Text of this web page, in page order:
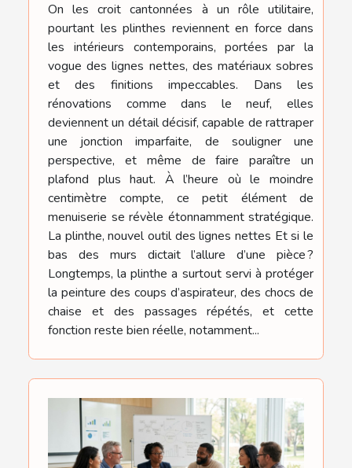
On les croit cantonnées à un rôle utilitaire,
pourtant les plinthes reviennent en force dans
les intérieurs contemporains, portées par la
vogue des lignes nettes, des matériaux sobres
et des finitions impeccables. Dans les
rénovations comme dans le neuf, elles
deviennent un détail décisif, capable de rattraper
une jonction imparfaite, de souligner une
perspective, et même de faire paraître un
plafond plus haut. À l’heure où le moindre
centimètre compte, ce petit élément de
menuiserie se révèle étonnamment stratégique.
La plinthe, nouvel outil des lignes nettes Et si le
bas des murs dictait l’allure d’une pièce ?
Longtemps, la plinthe a surtout servi à protéger
la peinture des coups d’aspirateur, des chocs de
chaise et des passages répétés, et cette
fonction reste bien réelle, notamment...